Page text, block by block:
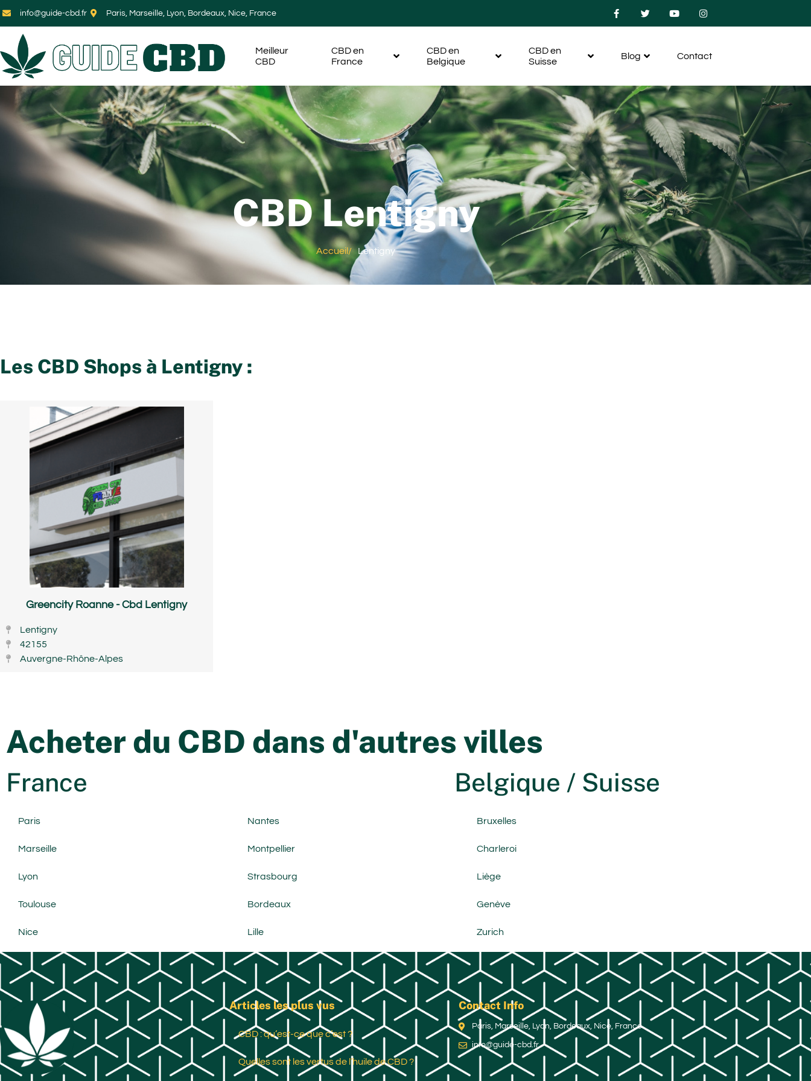
info@guide-cbd.fr Paris, Marseille, Lyon, Bordeaux, Nice, France
Meilleur
CBD
CBD en
France
CBD en
Belgique
CBD en
Suisse
Blog Contact
CBD Lentigny
Accueil/ Lentigny
Les CBD Shops à Lentigny :
Greencity Roanne - Cbd Lentigny
Lentigny
42155
Auvergne-Rhône-Alpes
Acheter du CBD dans d'autres villes
France Belgique / Suisse
Paris
Marseille
Lyon
Toulouse
Nice
Nantes
Montpellier
Strasbourg
Bordeaux
Lille
Bruxelles
Charleroi
Liège
Genève
Zurich
Articles les plus vus
CBD : qu’est-ce que c’est ?
Quelles sont les vertus de l’huile de CBD ?
Contact Info
Paris, Marseille, Lyon, Bordeaux, Nice, France
info@guide-cbd.fr